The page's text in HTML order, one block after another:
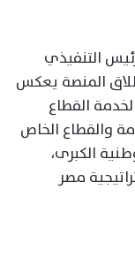
التنفيذي
المنصة يعكس
القطاع
والقطاع الخاص
الكبرى،
رؤية مصر 2030 واستراتيجية مصر